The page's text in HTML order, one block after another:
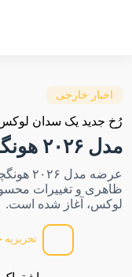
اخبار خارجی
رُخ جدید یک سدان
مدل ۲۰۲۶ هونگچی H5 رسما به بازار آمد
ظاهری و تغییرات
لوکس، آغاز شده است.
تحریریه